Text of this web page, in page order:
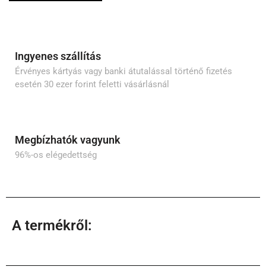
Ingyenes szállítás
Érvényes kártyás vagy banki átutalással történő fizetés
esetén 30 ezer forint feletti vásárlásnál
Megbízhatók vagyunk
96%-os elégedettség
A termékről: